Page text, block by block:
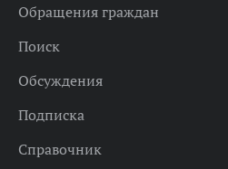
Обращения граждан
Поиск
Обсуждения
Подписка
Справочник